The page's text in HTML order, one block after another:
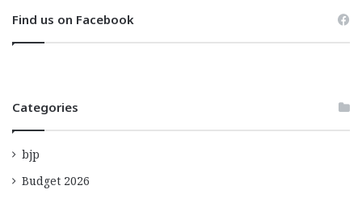
Find us on Facebook
Categories
bjp
Budget 2026